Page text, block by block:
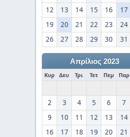
12
13 14 15 16 17
19
20 21 22 23 24
26
27 28 29 30 31
Απρίλιος 2023
Κυρ Δευ Τρι Τετ Πεμ Παρ
2
3 4 5 6 7
9
10 11 12 13 14
16
17 18 19 20 21